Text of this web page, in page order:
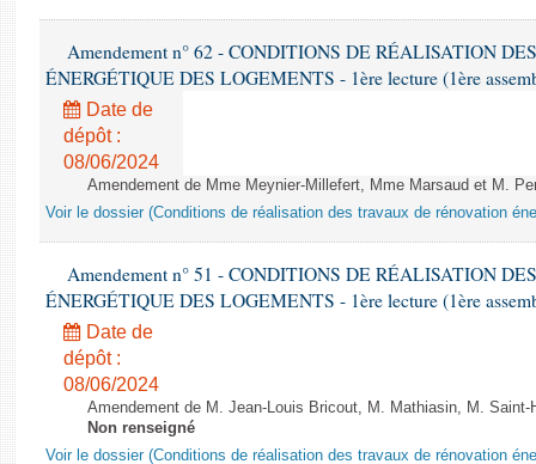
Amendement n° 62 - CONDITIONS DE RÉALISATION
ÉNERGÉTIQUE DES LOGEMENTS - 1ère lecture (1ère
Date de
dépôt :
08/06/2024
Amendement de Mme Meynier-Millefert, Mme Marsaud et M.
Voir le dossier (Conditions de réalisation des travaux de rénovation
Amendement n° 51 - CONDITIONS DE RÉALISATION
ÉNERGÉTIQUE DES LOGEMENTS - 1ère lecture (1ère
Date de
dépôt :
08/06/2024
Amendement de M. Jean-Louis Bricout, M. Mathiasin, M.
Non renseigné
Voir le dossier (Conditions de réalisation des travaux de rénovation